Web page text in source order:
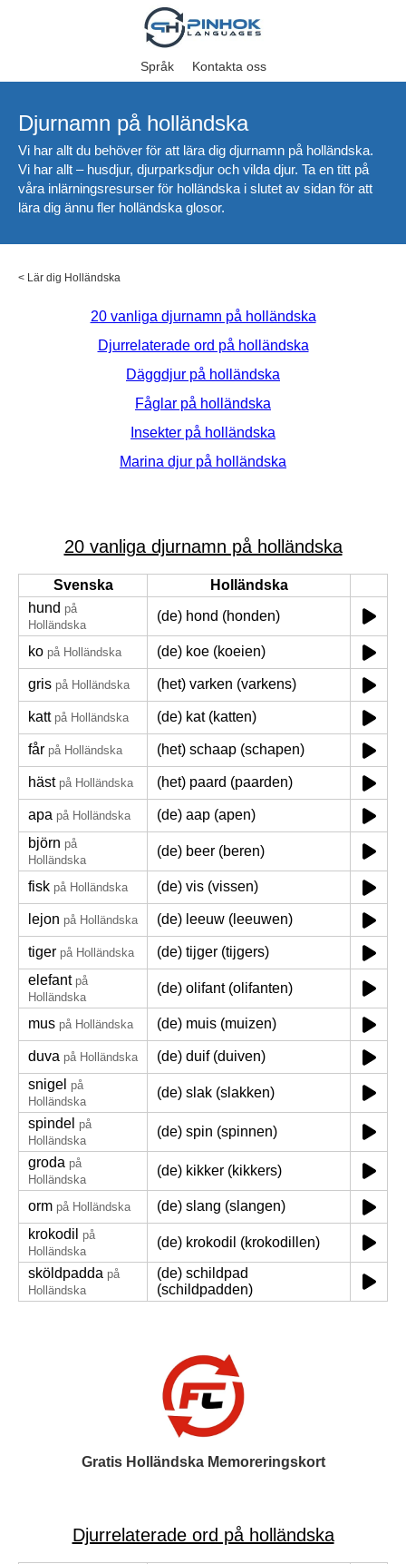
Språk Kontakta oss
Djurnamn på holländska
Vi har allt du behöver för att lära dig djurnamn på holländska.
Vi har allt – husdjur, djurparksdjur och vilda djur. Ta en titt på
våra inlärningsresurser för holländska i slutet av sidan för att
lära dig ännu fler holländska glosor.
< Lär dig Holländska
20 vanliga djurnamn på holländska
Djurrelaterade ord på holländska
Däggdjur på holländska
Fåglar på holländska
Insekter på holländska
Marina djur på holländska
20 vanliga djurnamn på holländska
Svenska
Holländska
hund på
Holländska
(de) hond (honden)
ko på Holländska (de) koe (koeien)
gris på Holländska (het) varken (varkens)
katt på Holländska (de) kat (katten)
får på Holländska (het) schaap (schapen)
häst på Holländska (het) paard (paarden)
apa på Holländska
(de) aap (apen)
björn på
Holländska
(de) beer (beren)
fisk på Holländska (de) vis (vissen)
lejon på Holländska (de) leeuw (leeuwen)
tiger på Holländska
(de) tijger (tijgers)
elefant på
Holländska
(de) olifant (olifanten)
mus på Holländska (de) muis (muizen)
duva på Holländska
(de) duif (duiven)
snigel på
Holländska
(de) slak (slakken)
spindel på
Holländska
(de) spin (spinnen)
groda på
Holländska
(de) kikker (kikkers)
orm på Holländska
(de) slang (slangen)
krokodil
på
Holländska
(de) krokodil (krokodillen)
sköldpadda på
Holländska
(de) schildpad
(schildpadden)
Gratis Holländska Memoreringskort
Djurrelaterade ord på holländska